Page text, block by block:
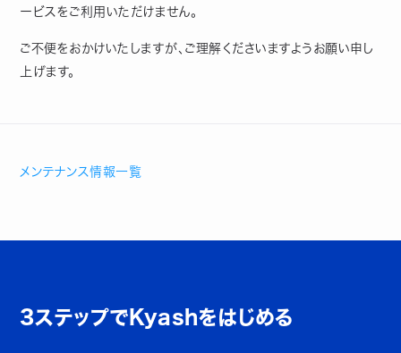
ービスをご利用いただけません。
ご不便をおかけいたしますが、ご理解くださいますようお願い申し
上げます。
メンテナンス情報一覧
3ステップでKyashをはじめる